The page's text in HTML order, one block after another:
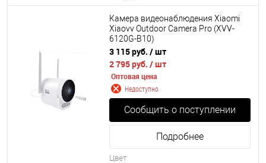
Камера видеонаблюдения Xiaomi
Xiaovv Outdoor Camera Pro (XVV-
6120G-B10)
3 115 руб. / шт
2 795 руб. / шт
Оптовая цена
Недоступно
Сообщить о поступлении
Подробнее
Цвет